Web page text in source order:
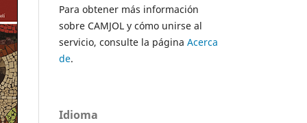
Para obtener más información
sobre CAMJOL y cómo unirse al
servicio, consulte la página Acerca
de.
Idioma